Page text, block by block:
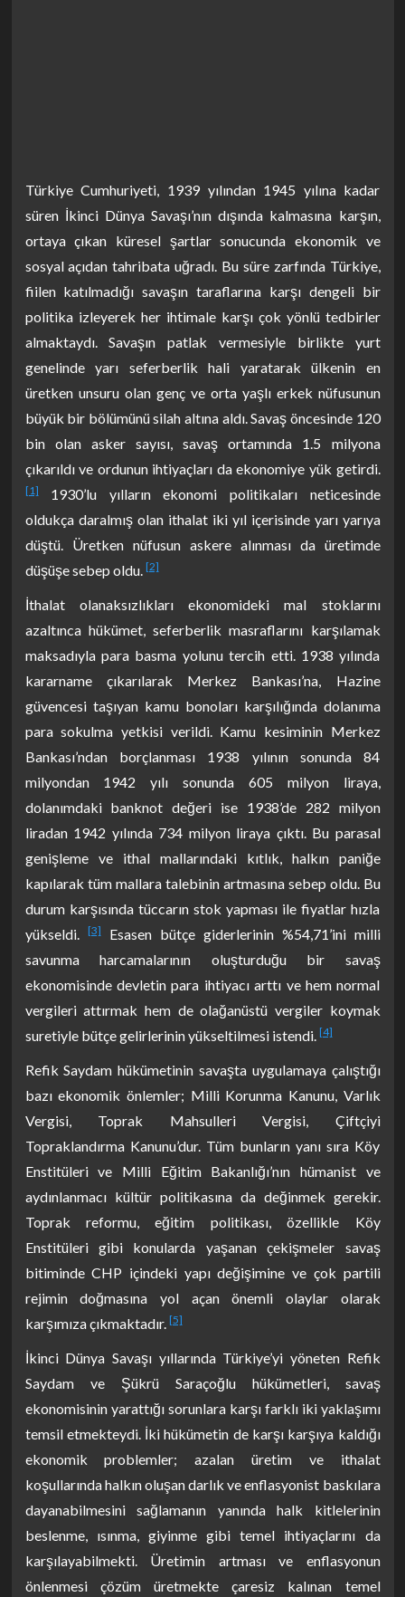
Türkiye Cumhuriyeti, 1939 yılından 1945 yılına kadar
süren İkinci Dünya Savaşı’nın dışında kalmasına karşın,
ortaya çıkan küresel şartlar sonucunda ekonomik ve
sosyal açıdan tahribata uğradı. Bu süre zarfında Türkiye,
fiilen katılmadığı savaşın taraflarına karşı dengeli bir
politika izleyerek her ihtimale karşı çok yönlü tedbirler
almaktaydı. Savaşın patlak vermesiyle birlikte yurt
genelinde yarı seferberlik hali yaratarak ülkenin en
üretken unsuru olan genç ve orta yaşlı erkek nüfusunun
büyük bir bölümünü silah altına aldı. Savaş öncesinde 120
bin olan asker sayısı, savaş ortamında 1.5 milyona
çıkarıldı ve ordunun ihtiyaçları da ekonomiye yük getirdi.
[1]1930’lu yılların ekonomi politikaları neticesinde
oldukça daralmış olan ithalat iki yıl içerisinde yarı yarıya
düştü. Üretken nüfusun askere alınması da üretimde
düşüşe sebep oldu. [2]
İthalat olanaksızlıkları ekonomideki mal stoklarını
azaltınca hükümet, seferberlik masraflarını karşılamak
maksadıyla para basma yolunu tercih etti. 1938 yılında
kararname çıkarılarak Merkez Bankası’na, Hazine
güvencesi taşıyan kamu bonoları karşılığında dolanıma
para sokulma yetkisi verildi. Kamu kesiminin Merkez
Bankası’ndan borçlanması 1938 yılının sonunda 84
milyondan 1942 yılı sonunda 605 milyon liraya,
dolanımdaki banknot değeri ise 1938’de 282 milyon
liradan 1942 yılında 734 milyon liraya çıktı. Bu parasal
genişleme ve ithal mallarındaki kıtlık, halkın paniğe
kapılarak tüm mallara talebinin artmasına sebep oldu. Bu
durum karşısında tüccarın stok yapması ile fiyatlar hızla
yükseldi. [3]Esasen bütçe giderlerinin %54,71’ini milli
savunma harcamalarının oluşturduğu bir savaş
ekonomisinde devletin para ihtiyacı arttı ve hem normal
vergileri attırmak hem de olağanüstü vergiler koymak
suretiyle bütçe gelirlerinin yükseltilmesi istendi. [4]
Refik Saydam hükümetinin savaşta uygulamaya çalıştığı
bazı ekonomik önlemler; Milli Korunma Kanunu, Varlık
Vergisi, Toprak Mahsulleri Vergisi, Çiftçiyi
Topraklandırma Kanunu’dur. Tüm bunların yanı sıra Köy
Enstitüleri ve Milli Eğitim Bakanlığı’nın hümanist ve
aydınlanmacı kültür politikasına da değinmek gerekir.
Toprak reformu, eğitim politikası, özellikle Köy
Enstitüleri gibi konularda yaşanan çekişmeler savaş
bitiminde CHP içindeki yapı değişimine ve çok partili
rejimin doğmasına yol açan önemli olaylar olarak
karşımıza çıkmaktadır. [5]
İkinci Dünya Savaşı yıllarında Türkiye’yi yöneten Refik
Saydam ve Şükrü Saraçoğlu hükümetleri, savaş
ekonomisinin yarattığı sorunlara karşı farklı iki yaklaşımı
temsil etmekteydi. İki hükümetin de karşı karşıya kaldığı
ekonomik problemler; azalan üretim ve ithalat
koşullarında halkın oluşan darlık ve enflasyonist baskılara
dayanabilmesini sağlamanın yanında halk kitlelerinin
beslenme, ısınma, giyinme gibi temel ihtiyaçlarını da
karşılayabilmekti. Üretimin artması ve enflasyonun
önlenmesi çözüm üretmekte çaresiz kalınan temel